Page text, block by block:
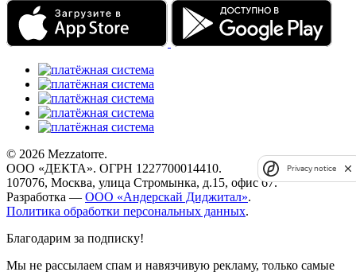
© 2026 Mezzatorre.
ООО «ДЕКТА». ОГРН 1227700014410.
107076, Москва, улица Стромынка, д.15, офис 67.
Разработка — ООО «Андерскай Диджитал».
Политика обработки персональных данных.
Благодарим за подписку!
Мы не рассылаем спам и навязчивую рекламу, только самые
Privacy notice